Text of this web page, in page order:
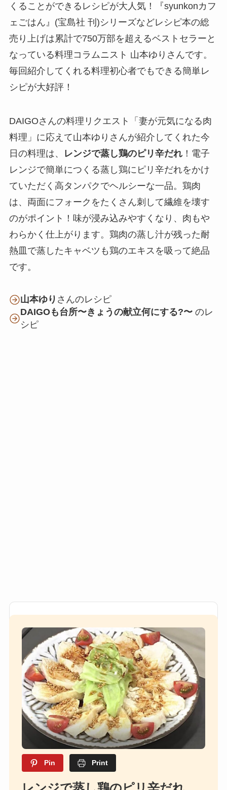
くることができるレシピが大人気！『syunkonカフ
ェごはん』(宝島社 刊)シリーズなどレシピ本の総
売り上げは累計で750万部を超えるベストセラーと
なっている料理コラムニスト 山本ゆりさんです。
毎回紹介してくれる料理初心者でもできる簡単レ
シピが大好評！
DAIGOさんの料理リクエスト「妻が元気になる肉
料理」に応えて山本ゆりさんが紹介してくれた今
日の料理は、
レンジで蒸し鶏のピリ辛だれ！電子
レンジで簡単につくる蒸し鶏にピリ辛だれをかけ
ていただく高タンパクでヘルシーな一品。鶏肉
は、両面にフォークをたくさん刺して繊維を壊す
のがポイント！味が浸み込みやすくなり、肉もや
わらかく仕上がります。鶏肉の蒸し汁が残った耐
熱皿で蒸したキャベツも鶏のエキスを吸って絶品
です。
山本ゆり さんのレシピ
DAIGOも台所〜きょうの献立何にする?〜 のレ
シピ
Pin Print